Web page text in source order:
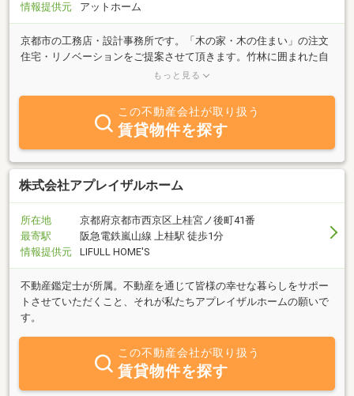
情報提供元
アットホーム
京都市の工務店・設計事務所です。「木の家・木の住まい」の注文
住宅・リノベーションをご提案させて頂きます。竹林に囲まれた自
然豊かな場所に事務所があります。 外観のデザインも木目と白を基
梁など、弊社のセンスが凝縮されたこだわりの造りになっていま
す。 事務所にお越しの際は、ぜひご覧ください。
もっと見る
この不動産会社が取り扱う
賃貸物件を探す
株式会社アプレイザルホーム
所在地
京都府京都市西京区上桂宮ノ後町41番
最寄駅
阪急電鉄嵐山線 上桂駅 徒歩1分
情報提供元
LIFULL HOME'S
不動産鑑定士が所属。不動産を通じて皆様の幸せな暮らしをサポー
トさせていただくこと、それが私たちアプレイザルホームの願いで
す。
この不動産会社が取り扱う
賃貸物件を探す